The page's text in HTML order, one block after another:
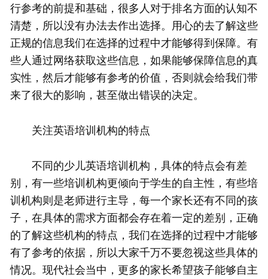
行参考的前提和基础，很多人对于排名方面的认知不
清楚，所以没有办法去作出选择。用心的去了解这些
正规的信息我们在选择的过程中才能够得到保障。有
些人通过网络获取这些信息，如果能够保障信息的真
实性，然后才能够有参考的价值，否则就会给我们带
来了很大的影响，甚至做出错误的决定。
关注英语培训机构的特点
不同的少儿英语培训机构，具体的特点会有差
别，有一些培训机构更倾向于学生的自主性，有些培
训机构则是老师进行主导，每一个家长还有不同的孩
子，在具体的需求方面都会存在着一定的差别，正确
的了解这些机构的特点，我们在选择的过程中才能够
有了参考的依据，所以大家千万不要忽视这些具体的
情况。现代社会当中，更多的家长希望孩子能够自主